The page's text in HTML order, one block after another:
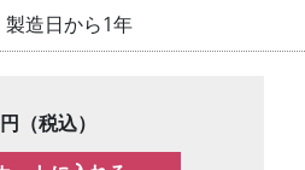
製造日から1年
円（税込）